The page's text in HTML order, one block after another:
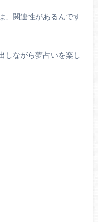
、関連性があるんです
しながら夢占いを楽し